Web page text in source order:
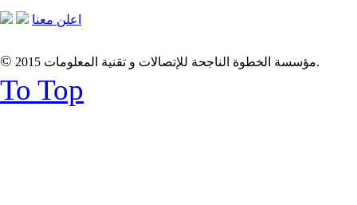
اعلن معنا
© 2015 مؤسسة الخطوة الناجحة للإتصالات و تقنية المعلومات.
To Top